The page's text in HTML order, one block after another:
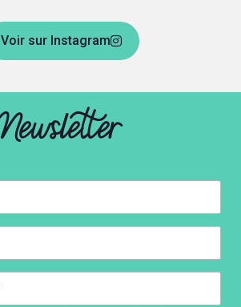
Voir sur Instagram
Newsletter